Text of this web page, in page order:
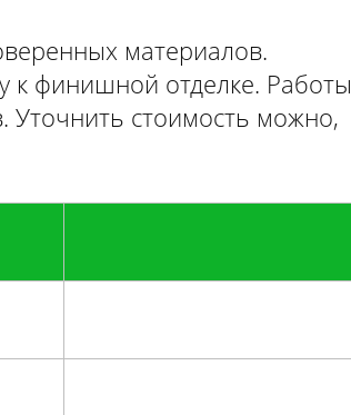
материалов.
к финишной отделке. Работы
Уточнить стоимость можно,